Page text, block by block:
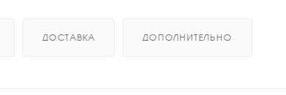
ДОСТАВКА ДОПОЛНИТЕЛЬНО